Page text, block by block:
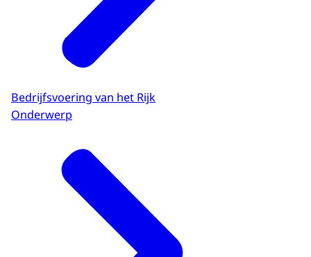
Bedrijfsvoering van het Rijk
Onderwerp